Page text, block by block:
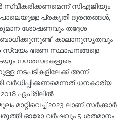
സ്വീകരിക്കണമെന്ന് സിഎജിയും
പ്രകൃതി ദുരന്തങ്ങള്‍,
ശോഷണവും തദ്ദേശ
ബാധിക്കുന്നുണ്ട്. കാലാനുസൃതവും
സ്വയം ഭരണ സ്ഥാപനങ്ങളെ
നഗരസഭകളുടെ
നടപടികളിലേക്ക് അന്ന്
ധനകാര്യ
ഏപ്രിലില്‍
മാറ്റിവെച്ച് 2023 ലാണ് സര്‍ക്കാര്‍
വരുത്തി ഓരോ വര്‍ഷവും 5 ശതമാനം